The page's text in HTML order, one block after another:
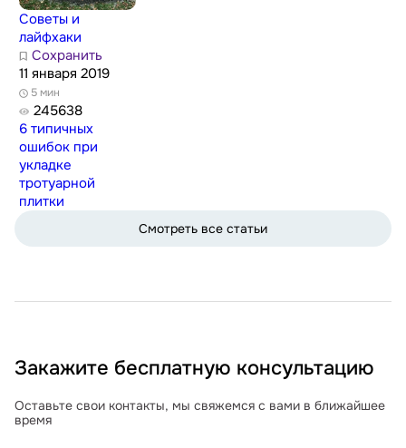
Советы и
лайфхаки
Сохранить
11 января 2019
5 мин
245638
6 типичных
ошибок при
укладке
тротуарной
плитки
Смотреть все статьи
Закажите бесплатную консультацию
Оставьте свои контакты, мы свяжемся с вами в ближайшее
время